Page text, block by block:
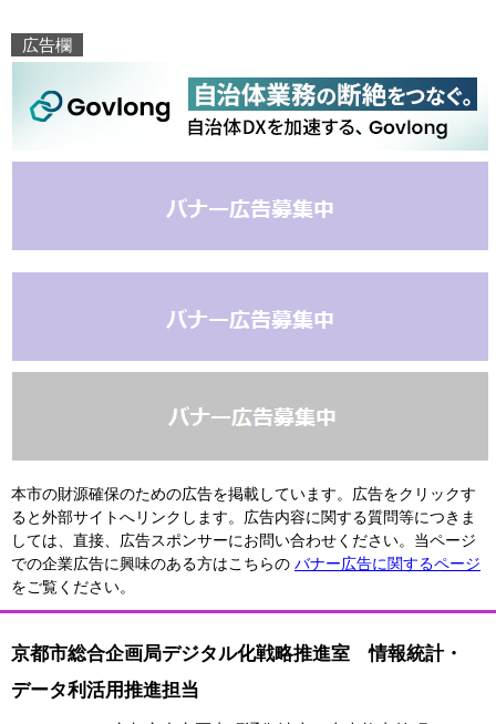
広告欄
本市の財源確保のための広告を掲載しています。広告をクリックす
ると外部サイトへリンクします。広告内容に関する質問等につきま
しては、直接、広告スポンサーにお問い合わせください。当ページ
での企業広告に興味のある方はこちらの バナー広告に関するページ
をご覧ください。
京都市総合企画局デジタル化戦略推進室 情報統計・
データ利活用推進担当